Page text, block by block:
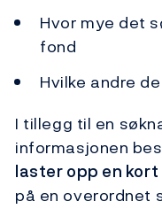
Hvor mye det
fond
Hvilke andre
I tillegg til en
informasjonen
laster opp en kort
på en overordnet